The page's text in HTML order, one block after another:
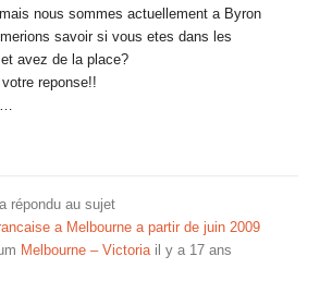
nous sommes actuellement a Byron
savoir si vous etes dans les
avez de la place?
reponse!!
a répondu au sujet
a Melbourne a partir de juin 2009
Melbourne – Victoria il y a 17 ans